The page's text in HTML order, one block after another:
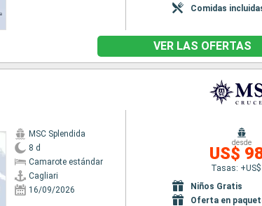
Comidas
VER LAS OFERTAS
MSC Splendida
8 d
Camarote estándar
Cagliari
16/09/2026
desde
US$
Tasas:
Niños Gratis
Oferta en